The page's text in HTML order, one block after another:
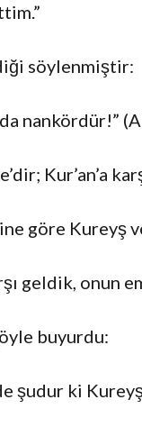
söylenmiştir:
nankördür!”
Kur’an’a
göre Kureyş
geldik, onun
buyurdu:
şudur ki